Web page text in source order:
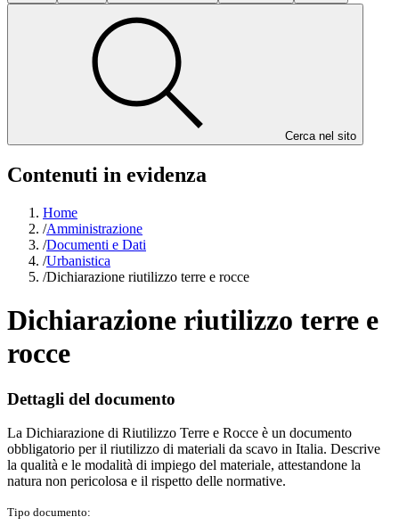
Cerca nel sito
Contenuti in evidenza
Home
/Amministrazione
/Documenti e Dati
/Urbanistica
/Dichiarazione riutilizzo terre e rocce
Dichiarazione riutilizzo terre e
rocce
Dettagli del documento
La Dichiarazione di Riutilizzo Terre e Rocce è un documento
obbligatorio per il riutilizzo di materiali da scavo in Italia. Descrive
la qualità e le modalità di impiego del materiale, attestandone la
natura non pericolosa e il rispetto delle normative.
Tipo documento: